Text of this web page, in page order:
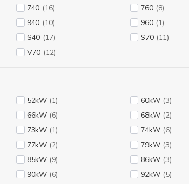
740 (16) 760 (8)
940 (10) 960 (1)
S40 (17) S70 (11)
V70 (12)
52kW (1) 60kW (3)
66kW (6) 68kW (2)
73kW (1) 74kW (6)
77kW (2) 79kW (3)
85kW (9) 86kW (3)
90kW (6) 92kW (5)